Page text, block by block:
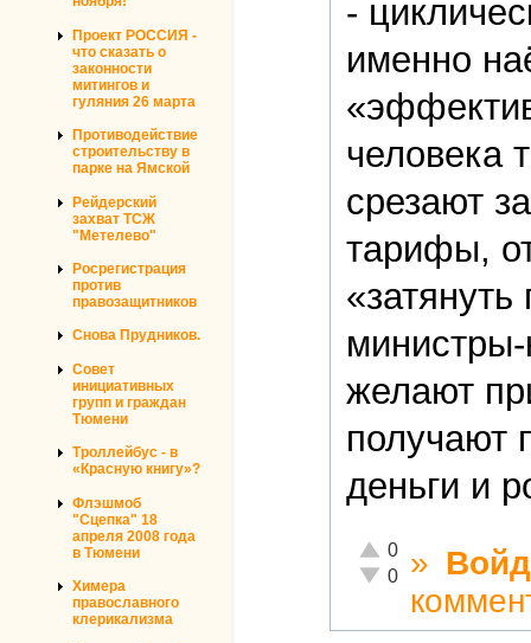
Проект РОССИЯ -
что сказать о
законности
митингов и
гуляния 26 марта
Противодействие
строительству в
парке на Ямской
Рейдерский
захват ТСЖ
"Метелево"
Росрегистрация
против
правозащитников
Снова Прудников.
Совет
инициативных
групп и граждан
Тюмени
Троллейбус - в
«Красную книгу»?
Флэшмоб
"Сцепка" 18
апреля 2008 года
в Тюмени
Химера
православного
клерикализма
-
именно
человека
срезают
тарифы,
желают
получают
деньги и
Отлично!
0
Неадекватно!
0 »